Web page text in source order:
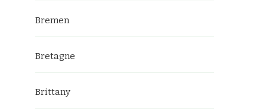
Bremen
Bretagne
Brittany